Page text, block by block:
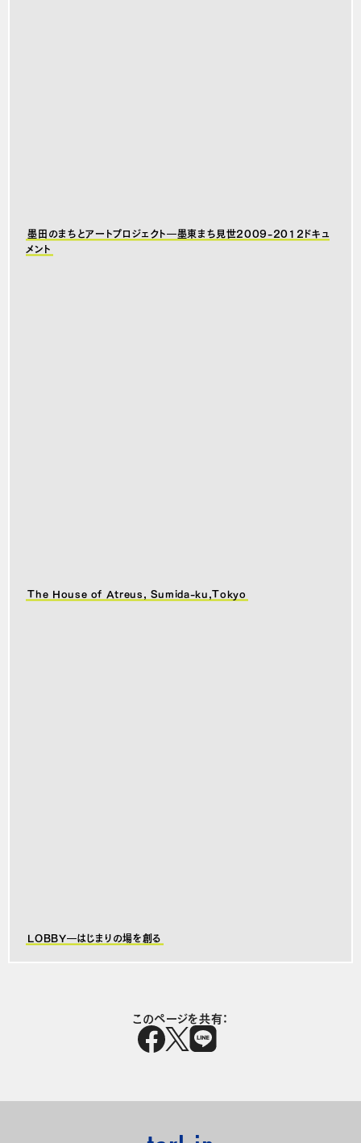
墨田のまちとアートプロジェクト―墨東まち見世2009-2012ドキュ
メント
The House of Atreus, Sumida-ku,Tokyo
LOBBY―はじまりの場を創る
このページを共有：